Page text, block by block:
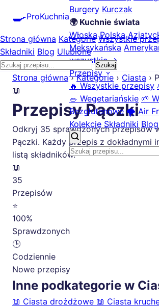
🍳ProKuchnia
Burgery Kurczak
🌍 Kuchnie świata
Włoska Polska
Meksykańska
wszystkie →
Przepisy
🔥 Wszystkie przepisy
🥗 Wegetariańskie 🌱
Bezglutenowe 🌪️ Air
Kolekcje Składniki Blog
Strona główna Kategorie Wszystkie
Składniki Blog Ulubione
Szukaj
Strona główna › Kategorie › Ciasta ›
📖
Przepisy Pączki
Odkryj 35 sprawdzonych przepisów
Pączki. Każdy przepis z dokładnymi
listą składników.
📖
35
Przepisów
⭐
100%
Sprawdzonych
🕒
Codziennie
Nowe przepisy
Inne podkategorie w
📖 Ciasta drożdżowe 📖 Ciasta